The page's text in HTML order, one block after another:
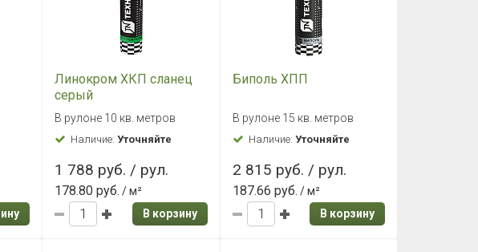
Линокром ХКП сланец
серый
В рулоне 10 кв. метров
Наличие:Уточняйте
1 788 руб. / рул.
178.80 руб. / м²
В корзину
Биполь ХПП
В рулоне 15 кв. метров
Наличие: Уточняйте
2 815 руб. / рул.
187.66 руб. / м²
В корзину